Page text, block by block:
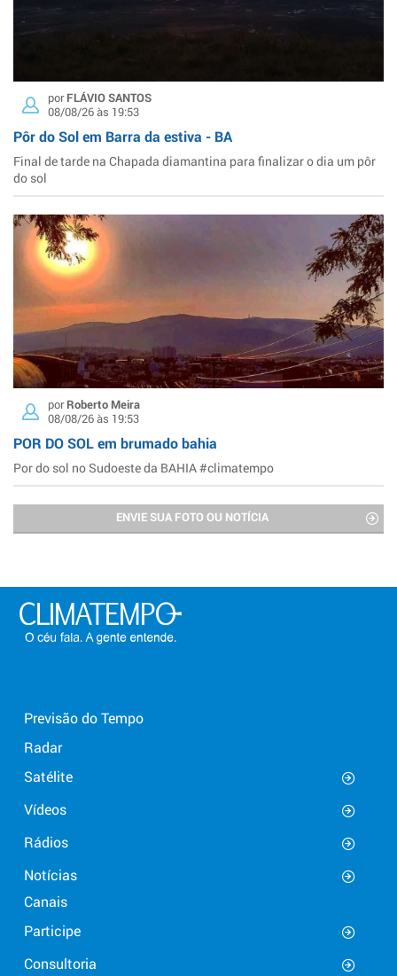
porFLÁVIO SANTOS
08/08/26 às 19:53
Pôr do Sol em Barra da estiva - BA
Final de tarde na Chapada diamantina para finalizar o dia um pôr
do sol
porRoberto Meira
08/08/26 às 19:53
POR DO SOL em brumado bahia
Por do sol no Sudoeste da BAHIA #climatempo
ENVIE SUA FOTO OU NOTÍCIA
Previsão do Tempo
Radar
Satélite
Vídeos
Rádios
Notícias
Canais
Participe
Consultoria